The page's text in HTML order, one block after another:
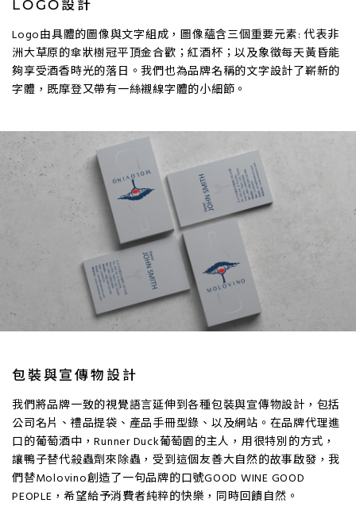
LOGO設計
Logo由具體的圖像與文字組成，圖像蘊含三個重要元素: 代表非
洲大草原的傘狀樹冠平頂金合歡；紅酒杯；以及象徵每天黃昏能
夠享受酒香時光的落日。我們也為品牌名稱的文字設計了嶄新的
字體，既摩登又帶有一絲襯線字體的小細節。
包裝與宣傳物設計
我們將品牌一致的視覺語言延伸到各種包裝與宣傳物設計，包括
公司名片、禮品提袋、產品手冊型錄、以及網站。在品牌代理進
口的葡萄酒中，Runner Duck葡萄園的主人，用很特別的方式，
讓鴨子替代殺蟲劑來除蟲，受到這個友善大自然的故事啟發，我
們替Molovino創造了一句品牌的口號GOOD WINE GOOD
PEOPLE，希望給予消費者純粹的快樂，同時回饋自然。